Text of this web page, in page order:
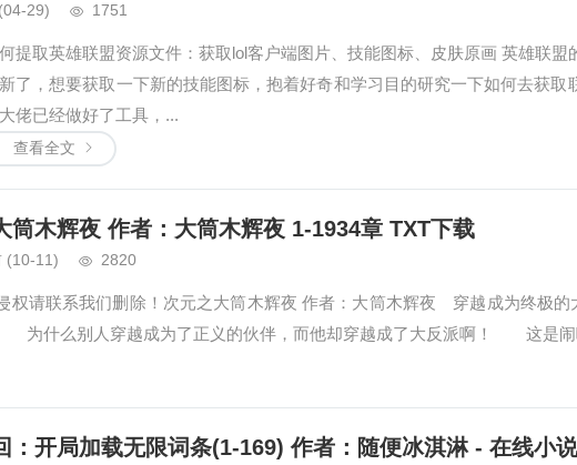
(04-29) 1751
提取英雄联盟资源文件：获取lol客户端图片、技能图标、皮肤原画 英雄联盟
了，想要获取一下新的技能图标，抱着好奇和学习目的研究一下如何去获取
佬已经做好了工具，...
查看全文
筒木辉夜 作者：大筒木辉夜 1-1934章 TXT下载
(10-11) 2820
权请联系我们删除！次元之大筒木辉夜 作者：大筒木辉夜 穿越成为终极的
为什么别人穿越成为了正义的伙伴，而他却穿越成了大反派啊！ 这是闹
：开局加载无限词条(1-169) 作者：随便冰淇淋 - 在线小说